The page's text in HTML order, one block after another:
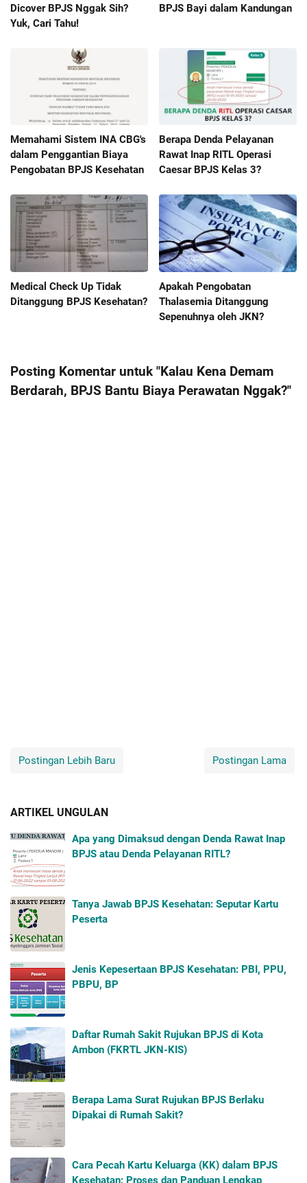
Dicover BPJS Nggak Sih?
Yuk, Cari Tahu!
BPJS Bayi dalam Kandungan
Memahami Sistem INA CBG's
dalam Penggantian Biaya
Pengobatan BPJS Kesehatan
Berapa Denda Pelayanan
Rawat Inap RITL Operasi
Caesar BPJS Kelas 3?
Medical Check Up Tidak
Ditanggung BPJS Kesehatan?
Apakah Pengobatan
Thalasemia Ditanggung
Sepenuhnya oleh JKN?
Posting Komentar untuk "Kalau Kena Demam
Berdarah, BPJS Bantu Biaya Perawatan Nggak?"
Postingan Lebih Baru Postingan Lama
ARTIKEL UNGULAN
Apa yang Dimaksud dengan Denda Rawat Inap
BPJS atau Denda Pelayanan RITL?
Tanya Jawab BPJS Kesehatan: Seputar Kartu
Peserta
Jenis Kepesertaan BPJS Kesehatan: PBI, PPU,
PBPU, BP
Daftar Rumah Sakit Rujukan BPJS di Kota
Ambon (FKRTL JKN-KIS)
Berapa Lama Surat Rujukan BPJS Berlaku
Dipakai di Rumah Sakit?
Cara Pecah Kartu Keluarga (KK) dalam BPJS
Kesehatan: Proses dan Panduan Lengkap